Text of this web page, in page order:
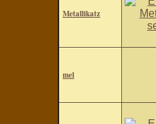
Metallikatz
mel